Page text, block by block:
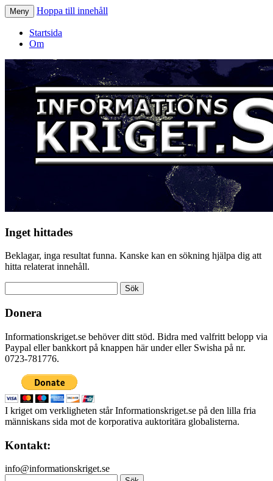
Informationskriget.se
Meny Hoppa till innehåll
Startsida
Om
Inget hittades
Beklagar, inga resultat funna. Kanske kan en sökning hjälpa dig att
hitta relaterat innehåll.
efter:
Donera
Informationskriget.se behöver ditt stöd. Bidra med valfritt belopp via
Paypal eller bankkort på knappen här under eller Swisha på nr.
0723-781776.
I kriget om verkligheten står Informationskriget.se på den lilla fria
människans sida mot de korporativa auktoritära globalisterna.
Kontakt:
info@informationskriget.se